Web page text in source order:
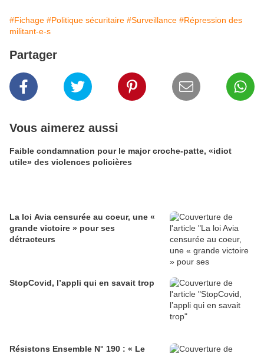
#Fichage #Politique sécuritaire #Surveillance #Répression des
militant-e-s
Partager
Vous aimerez aussi
Faible condamnation pour le major croche-patte, «idiot
utile» des violences policières
La loi Avia censurée au coeur, une «
grande victoire » pour ses
détracteurs
StopCovid, l’appli qui en savait trop
Résistons Ensemble N° 190 : « Le